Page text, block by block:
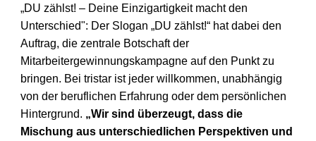
„DU zählst! – Deine Einzigartigkeit macht den
Unterschied": Der Slogan „DU zählst!“ hat dabei den
Auftrag, die zentrale Botschaft der
Mitarbeitergewinnungskampagne auf den Punkt zu
bringen. Bei tristar ist jeder willkommen, unabhängig
von der beruflichen Erfahrung oder dem persönlichen
Hintergrund. „Wir sind überzeugt, dass die
Mischung aus unterschiedlichen Perspektiven und